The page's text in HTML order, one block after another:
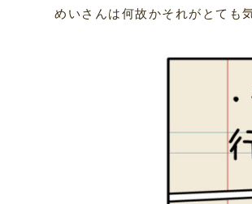
めいさんは何故かそれがとても